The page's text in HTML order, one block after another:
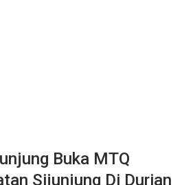
Buka MTQ
Sijunjung Di Durian